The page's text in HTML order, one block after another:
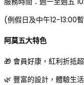
(例假日及中午12-13:00
阿莫五大特色
🎁 會員好康，紅利折抵
🌿 豐富的設計，體驗生